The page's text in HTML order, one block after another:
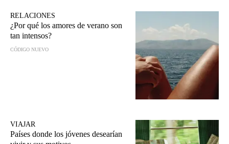
RELACIONES
¿Por qué los amores de verano son
tan intensos?
CÓDIGO NUEVO
VIAJAR
Países donde los jóvenes desearían